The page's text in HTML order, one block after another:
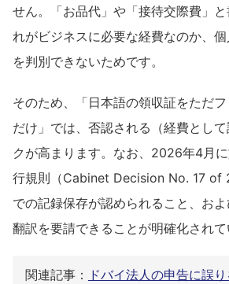
せん。「お品代」や「接待交際費」
れがビジネスに必要な経費なのか、
を判別できないためです。
そのため、「日本語の領収証をただフ
だけ」では、否認される（経費とし
クが高まります。なお、2026年4月
行規則（Cabinet Decision No. 17 of
での記録保存が認められること、お
翻訳を要請できることが明確化されて
関連記事： ドバイ法人の申告に誤